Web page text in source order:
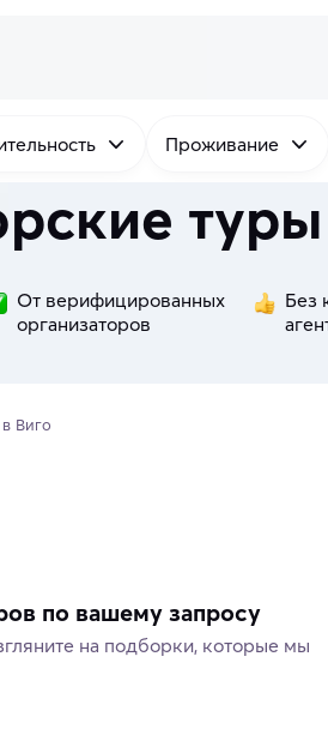
Проживание
От верифицированных
организаторов
Без
Виго
по вашему запросу
на подборки, которые мы